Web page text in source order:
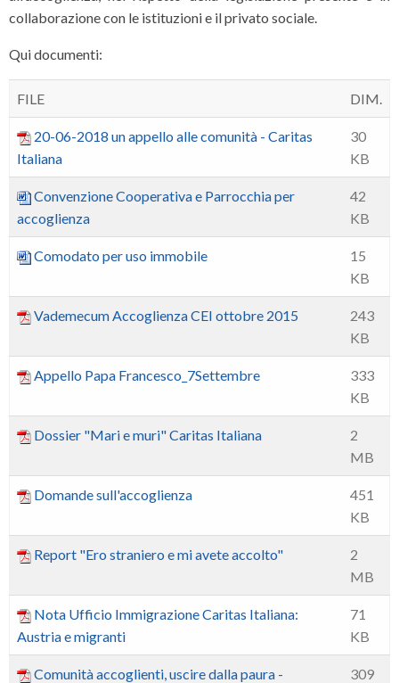
collaborazione con le istituzioni e il privato sociale.
Qui documenti:
FILE DIM.
20-06-2018 un appello alle comunità - Caritas
Italiana
30
KB
Convenzione Cooperativa e Parrocchia per
accoglienza
42
KB
Comodato per uso immobile
15
KB
Vademecum Accoglienza CEI ottobre 2015
243
KB
Appello Papa Francesco_7Settembre
333
KB
Dossier "Mari e muri" Caritas Italiana
2
MB
Domande sull'accoglienza
451
KB
Report "Ero straniero e mi avete accolto"
2
MB
Nota Ufficio Immigrazione Caritas Italiana:
Austria e migranti
71
KB
Comunità accoglienti, uscire dalla paura -
309